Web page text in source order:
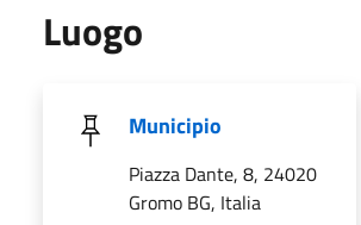
Luogo
Municipio
Piazza Dante, 8, 24020
Gromo BG, Italia